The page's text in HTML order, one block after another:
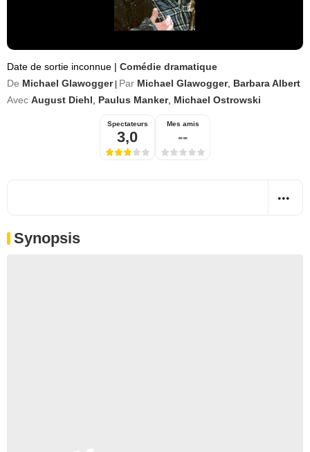
Date de sortie inconnue | Comédie dramatique
De Michael Glawogger Par Michael Glawogger, Barbara Albert
Avec August Diehl Paulus Manker, Michael Ostrowski
Spectateurs
3,0
Mes amis
--
Synopsis